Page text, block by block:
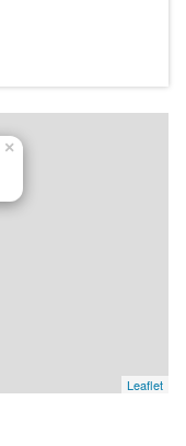
×
Leaflet